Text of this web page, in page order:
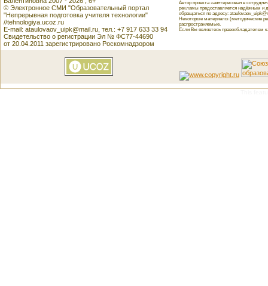
© Электронное СМИ "Образовательный портал
"Непрерывная подготовка учителя технологии"
//tehnologiya.ucoz.ru
E-mail: ataulovaov_uipk@mail.ru, тел.: +7 917 633 33 94
Свидетельство о регистрации Эл № ФС77-44690
от 20.04.2011 зарегистрировано Роскомнадзором
Автор проекта заинтересован в
рекламы предоставляется надёжным и
обращаться по адресу:
Некоторые материалы (методические
распространяемые.
Если Вы являетесь правообладателем